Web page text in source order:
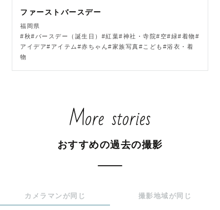
・北九州市内
・下関市、山口市、防府市、山陽小野田市、宇部市
○交通費超過エリア
・上記以外の地域
（ 例、目安 ）
久  留 米 市・￥5000〜
徳 山  岩 国・￥5000〜
撮影場所にによっても価格が異なりますので１度ご相談
ファーストバースデー
福岡県
#秋#バースデー（誕生日）#紅葉#神社・寺院#空#緑#着物#
アイデア#アイテム#赤ちゃん#家族写真#こども#浴衣・着
物
More stories
おすすめの過去の撮影
カメラマンが同じ 撮影地域が同じ